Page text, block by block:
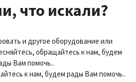
что искали?
и другое оборудование или
обращайтесь к нам, будем
Вам помочь..
к нам, будем рады Вам помочь..